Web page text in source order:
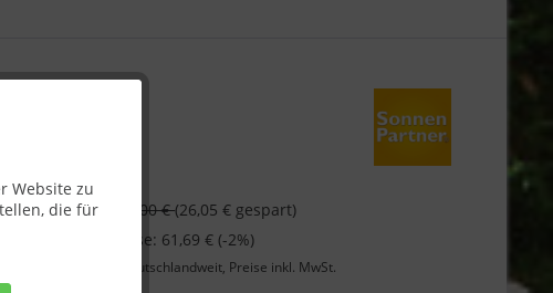
Website zu
die für
€ 89,00 €(26,05 € gespart)
Preis bei Vorkasse: 61,69 € (-2%)
deutschlandweit, Preise inkl. MwSt.